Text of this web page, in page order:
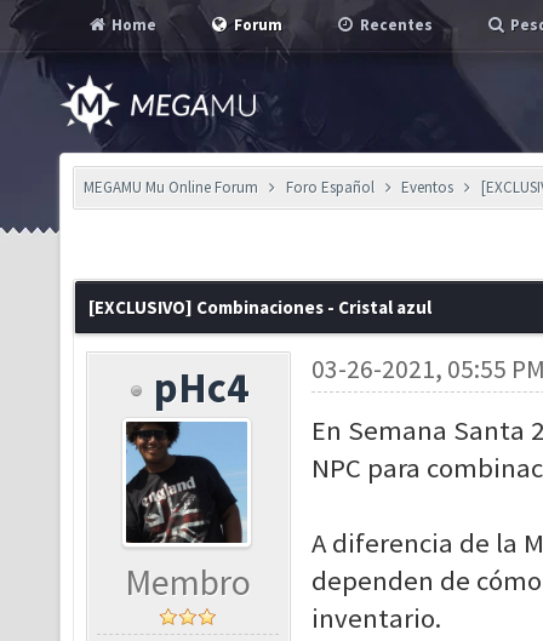
Home Forum Recentes
MEGAMU Mu Online Forum Foro Español Eventos
[EXCLUSIVO] Combinaciones - Cristal azul
pHc4
Membro
03-26-2021, 05:55
En Semana Santa
NPC para
A diferencia de la
dependen de
inventario.